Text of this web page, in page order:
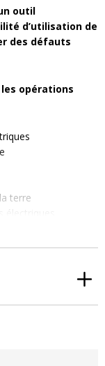
outil
d’utilisation de
des défauts
opérations
terre
de 8 ampères. Un
à nouveau.